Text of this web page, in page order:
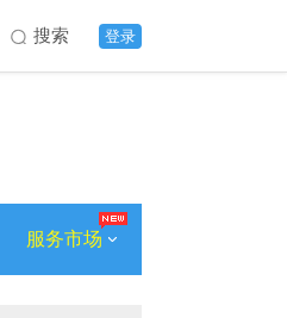
登录
搜索
服务市场